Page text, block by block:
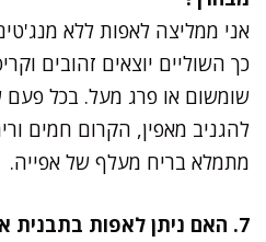
אני ממליצה לאפות ללא
כך השוליים יוצאים זהובים
שומשום או פרג מעל. בכל פעם
להגניב מאפין, הקרום חמים
מתמלא בריח מעלף של אפייה.
7. האם ניתן לאפות בתבנית